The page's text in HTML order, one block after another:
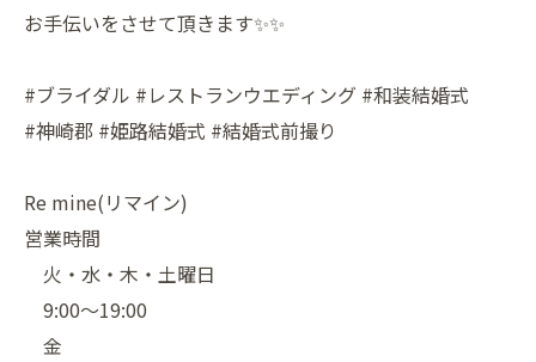
お手伝いをさせて頂きます✨✨
#ブライダル #レストランウエディング #和装結婚式
#神崎郡 #姫路結婚式 #結婚式前撮り
Re mine(リマイン)
営業時間
火・水・木・土曜日
9:00〜19:00
金